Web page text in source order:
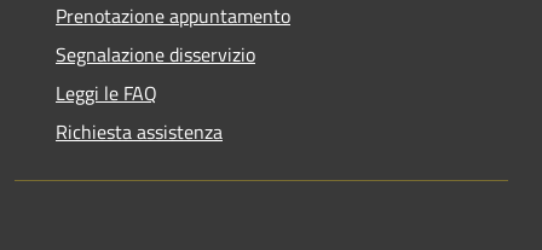
Prenotazione appuntamento
Segnalazione disservizio
Leggi le FAQ
Richiesta assistenza